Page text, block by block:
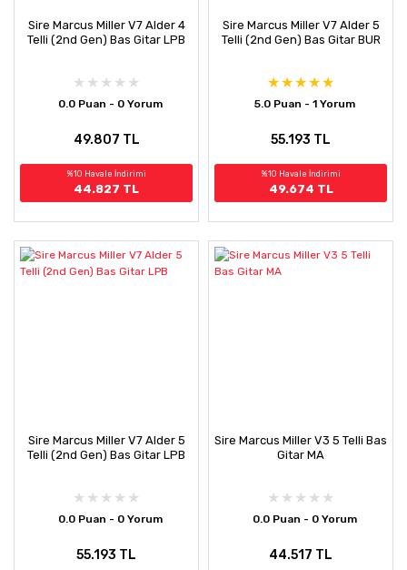
Sire Marcus Miller V7 Alder 4
Telli (2nd Gen) Bas Gitar LPB
0.0 Puan - 0 Yorum
49.807 TL
%10 Havale İndirimi
44.827 TL
Sire Marcus Miller V7 Alder 5
Telli (2nd Gen) Bas Gitar BUR
5.0 Puan - 1 Yorum
55.193 TL
%10 Havale İndirimi
49.674 TL
Sire Marcus Miller V7 Alder 5
Telli (2nd Gen) Bas Gitar LPB
0.0 Puan - 0 Yorum
55.193 TL
Sire Marcus Miller V3 5 Telli Bas
Gitar MA
0.0 Puan - 0 Yorum
44.517 TL